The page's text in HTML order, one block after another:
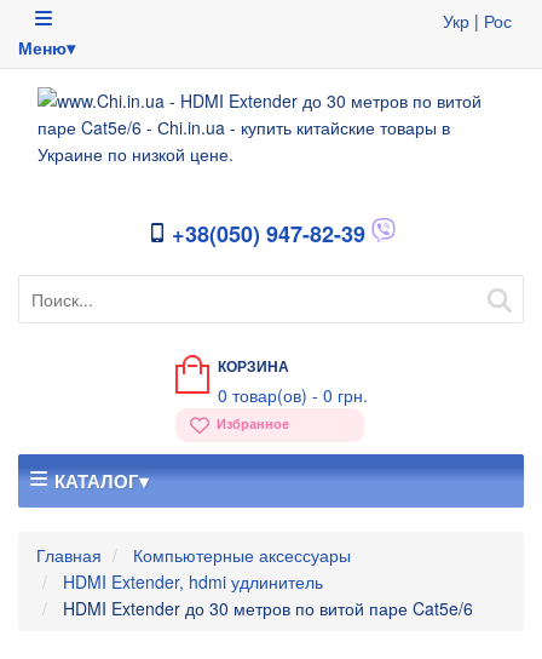
Меню▾
Укр | Рос
+38(050) 947-82-39
КОРЗИНА
0 товар(ов) - 0 грн.
Избранное
КАТАЛОГ▾
Главная
Компьютерные аксессуары
HDMI Extender, hdmi удлинитель
HDMI Extender до 30 метров по витой паре Cat5e/6